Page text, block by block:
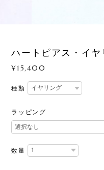
ハートピアス・イ
¥15,400
種類
ラッピング
数量